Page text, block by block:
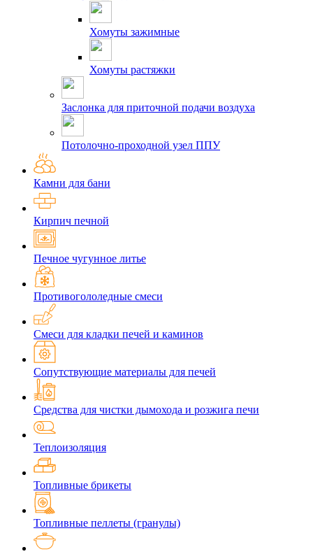
Хомуты зажимные
Хомуты растяжки
Заслонка для приточной подачи воздуха
Потолочно-проходной узел ППУ
Камни для бани
Кирпич печной
Печное чугунное литье
Противогололедные смеси
Смеси для кладки печей и каминов
Сопутствующие материалы для печей
Средства для чистки дымохода и розжига печи
Теплоизоляция
Топливные брикеты
Топливные пеллеты (гранулы)